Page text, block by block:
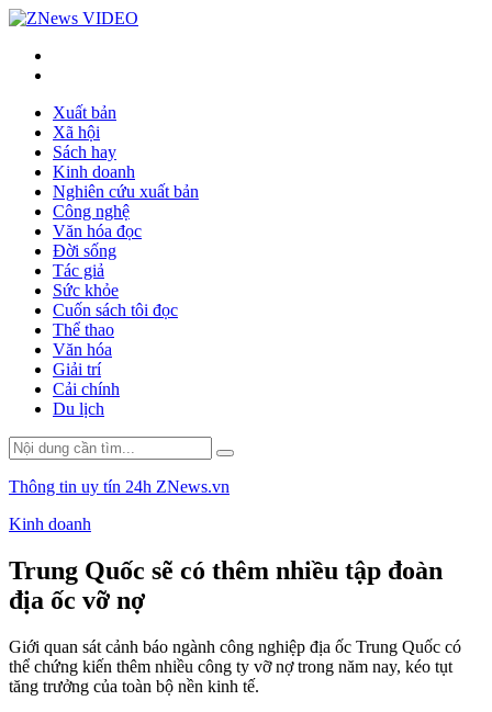
VIDEO
Xuất bản
Xã hội
Sách hay
Kinh doanh
Nghiên cứu xuất bản
Công nghệ
Văn hóa đọc
Đời sống
Tác giả
Sức khỏe
Cuốn sách tôi đọc
Thể thao
Văn hóa
Giải trí
Cải chính
Du lịch
Thông tin uy tín 24h ZNews.vn
Kinh doanh
Trung Quốc sẽ có thêm nhiều tập đoàn
địa ốc vỡ nợ
Giới quan sát cảnh báo ngành công nghiệp địa ốc Trung Quốc có
thể chứng kiến thêm nhiều công ty vỡ nợ trong năm nay, kéo tụt
tăng trưởng của toàn bộ nền kinh tế.